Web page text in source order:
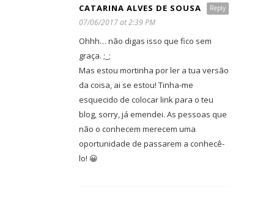
Reply
CATARINA ALVES DE SOUSA
07/06/2017 at 2:39 PM
Ohhh… não digas isso que fico sem
graça. ;_;
Mas estou mortinha por ler a tua versão
da coisa, ai se estou! Tinha-me
esquecido de colocar link para o teu
blog, sorry, já emendei. As pessoas que
não o conhecem merecem uma
oportunidade de passarem a conhecê-
lo! 😀